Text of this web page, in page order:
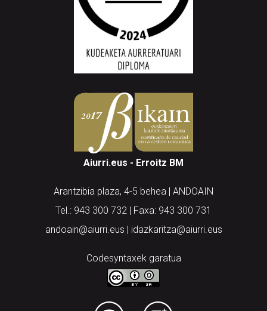
Aiurri.eus - Erroitz BM
Arantzibia plaza, 4-5 behea | ANDOAIN
Tel.: 943 300 732 | Faxa: 943 300 731
andoain@aiurri.eus | idazkaritza@aiurri.eus
Codesyntaxek garatua